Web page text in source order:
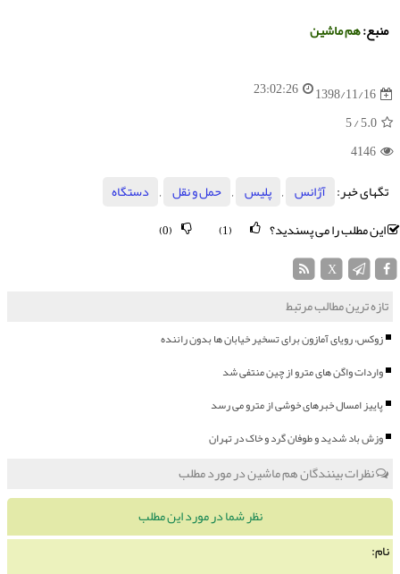
منبع:هم ماشین
1398/11/16
23:02:26
5.0
/ 5
4146
تگهای خبر:
آژانس , پلیس , حمل و نقل ,
دستگاه
این مطلب را می پسندید؟
(0)
تازه ترین مطالب مرتبط
زوکس، رویای آمازون برای تسخیر خیابان ها بدون راننده
واردات واگن های مترو از چین منتفی شد
پاییز امسال خبرهای خوشی از مترو می رسد
وزش باد شدید و طوفان گرد و خاک در تهران
نظرات بینندگان هم ماشین در مورد مطلب
نظر شما در مورد این مطلب
نام: